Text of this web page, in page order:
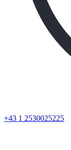
+43 1 2530025225